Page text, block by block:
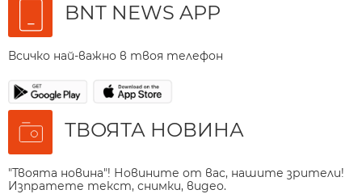
BNT NEWS APP
Всичко най-важно в твоя телефон
ТВОЯТА НОВИНА
"Твоята новина"! Новините от вас, нашите зрители!
Изпратете текст, снимки, видео.